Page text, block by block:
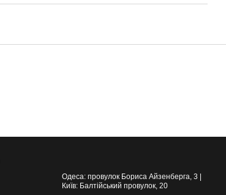
Одеса: провулок Бориса Айзенберга, 3 |
Київ: Балтійський провулок, 20